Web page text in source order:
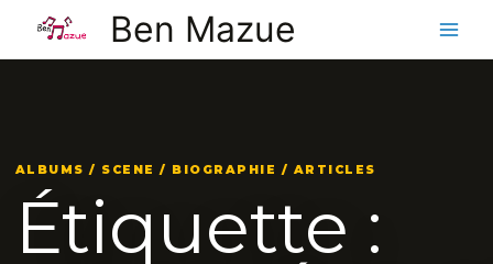
contenu
Ben Mazue
ALBUMS / SCENE / BIOGRAPHIE / ARTICLES
Étiquette :